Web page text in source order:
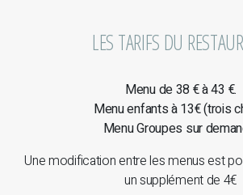
LES TARIFS DU
Menu de 38 € à 43 €.
Menu enfants à 13€ (trois
Menu Groupes sur
Une modification entre les menus est
un supplément de 4€